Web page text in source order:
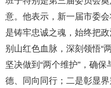
意。他表示，新一届市委
是铸牢忠诚之魂，始终把
别山红色血脉，深刻领悟“
坚决做到“两个维护”，确保
德、同向同行；二是彰显